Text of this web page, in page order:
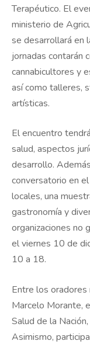
Terapéutico. El
ministerio de
se desarrollará en
jornadas contarán
cannabicultores y
así como talleres,
artísticas.
El encuentro
salud, aspectos
desarrollo.
conversatorio en
locales, una
gastronomía y
organizaciones no
el viernes 10 de
10 a 18.
Entre los
Marcelo Morante,
Salud de la
Asimismo,